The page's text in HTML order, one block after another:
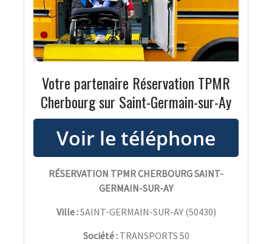
Votre partenaire Réservation TPMR
Cherbourg sur Saint-Germain-sur-Ay
RÉSERVATION TPMR CHERBOURG SAINT-
GERMAIN-SUR-AY
Ville :SAINT-GERMAIN-SUR-AY(50430)
Société : TRANSPORTS 50